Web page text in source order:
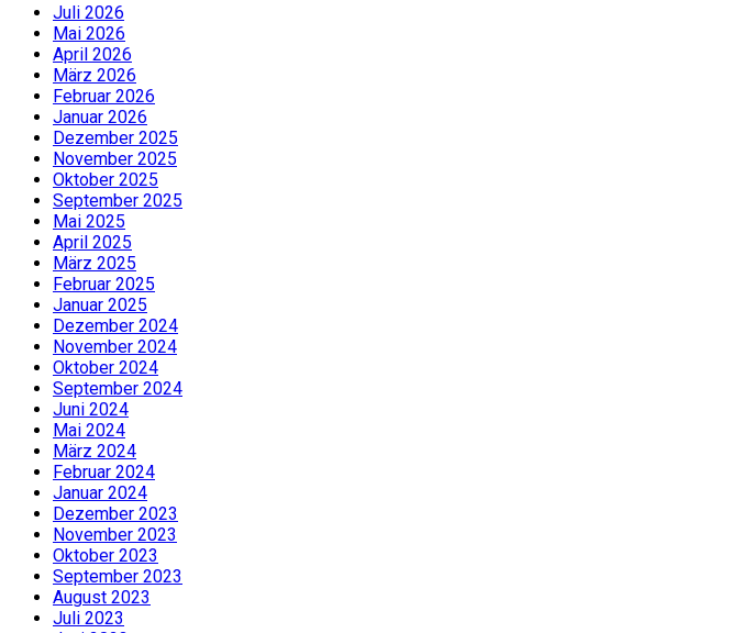
Juli 2026
Mai 2026
April 2026
März 2026
Februar 2026
Januar 2026
Dezember 2025
November 2025
Oktober 2025
September 2025
Mai 2025
April 2025
März 2025
Februar 2025
Januar 2025
Dezember 2024
November 2024
Oktober 2024
September 2024
Juni 2024
Mai 2024
März 2024
Februar 2024
Januar 2024
Dezember 2023
November 2023
Oktober 2023
September 2023
August 2023
Juli 2023